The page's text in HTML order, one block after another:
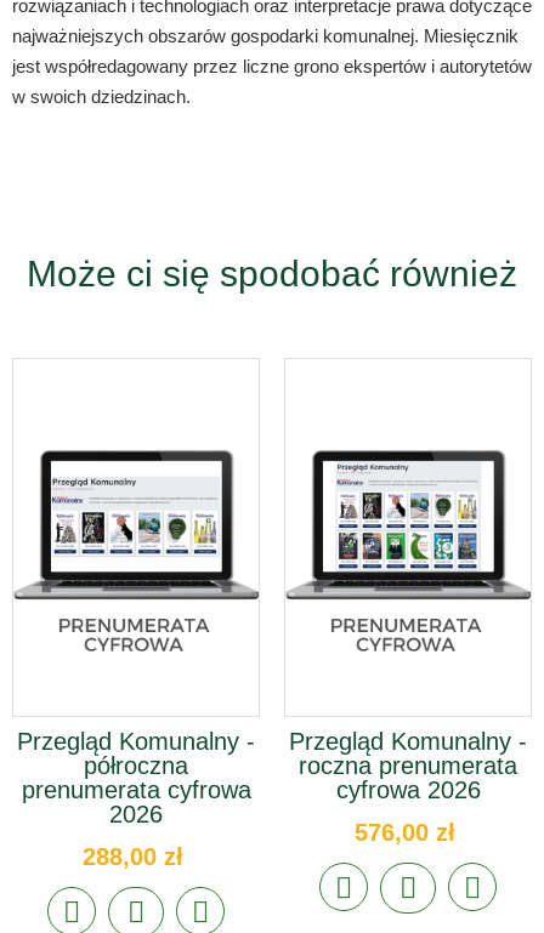
rozwiązaniach i technologiach oraz interpretacje prawa dotyczące
najważniejszych obszarów gospodarki komunalnej. Miesięcznik
jest współredagowany przez liczne grono ekspertów i autorytetów
w swoich dziedzinach.
Może ci się spodobać również
Przegląd Komunalny -
półroczna
prenumerata cyfrowa
2026
288,00 zł
Przegląd Komunalny -
roczna prenumerata
cyfrowa 2026
576,00 zł